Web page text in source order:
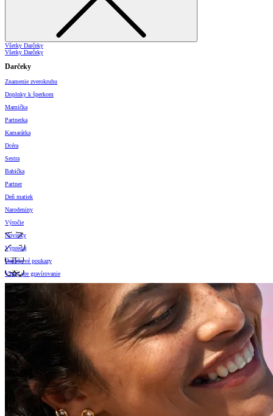
Všetky Darčeky
Všetky Darčeky
Darčeky
Znamenie zverokruhu
Doplnky k šperkom
Mamička
Partnerka
Kamarátka
Dcéra
Sestra
Babička
Partner
Deň matiek
Narodeniny
Výročie
Novinky
Výpredaj
Darčekové poukazy
Vzory pre gravírovanie